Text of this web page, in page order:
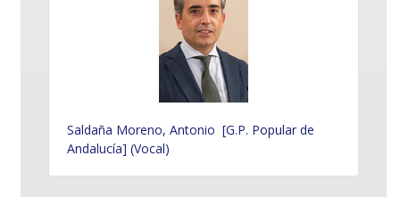
Saldaña Moreno, Antonio [G.P. Popular de
Andalucía] (Vocal)